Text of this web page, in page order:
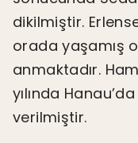
dikilmiştir.
orada yaşamış
anmaktadır.
yılında
verilmiştir.